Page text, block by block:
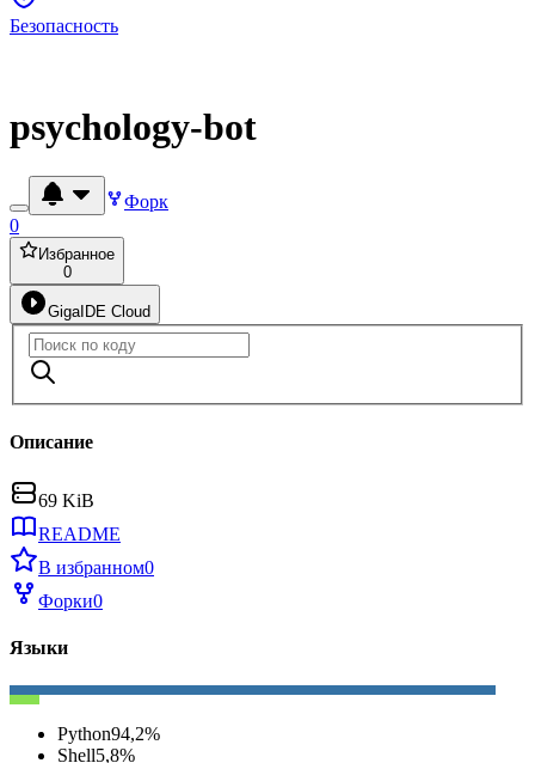
Безопасность
psychology-bot
Форк
0
Избранное
0
GigaIDE Cloud
Описание
69 KiB
README
В избранном0
Форки0
Языки
Python94,2%
Shell5,8%